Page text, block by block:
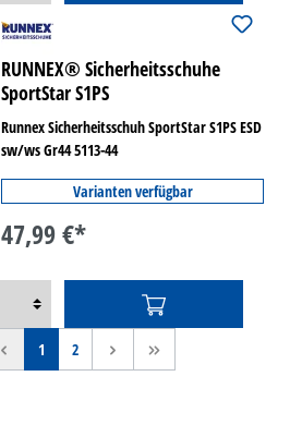
RUNNEX® Sicherheitsschuhe
SportStar S1PS
Runnex Sicherheitsschuh SportStar S1PS ESD
sw/ws Gr44 5113-44
Varianten verfügbar
47,99 €*
< 1 2 > >>